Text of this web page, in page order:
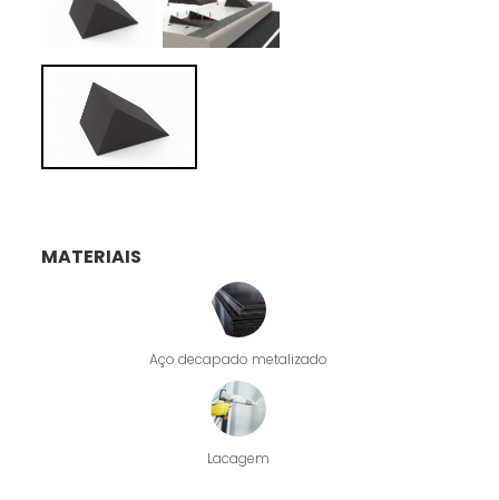
MATERIAIS
Aço decapado metalizado
Lacagem